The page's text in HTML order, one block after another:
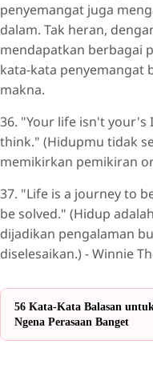
penyemangat juga
dalam. Tak heran,
mendapatkan berbagai
kata-kata penyemangat
makna.
36. "Your life isn't your's
think." (Hidupmu tidak
memikirkan pemikiran
37. "Life is a journey to
be solved." (Hidup
dijadikan pengalaman
diselesaikan.) - Winnie
56 Kata-Kata Balasan
Ngena Perasaan Banget